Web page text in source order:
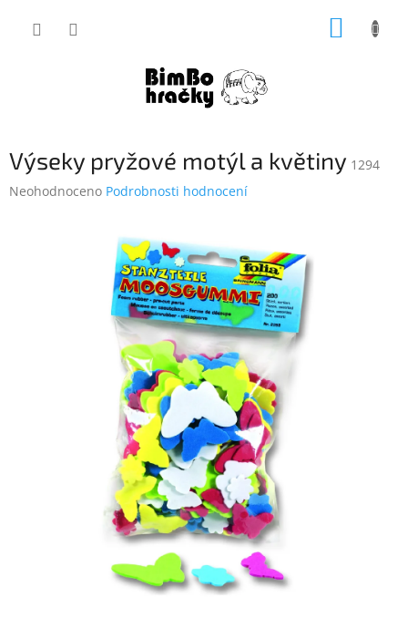
Výseky pryžové motýl a květiny 1294
Průměrné
Neohodnoceno Podrobnosti hodnocení